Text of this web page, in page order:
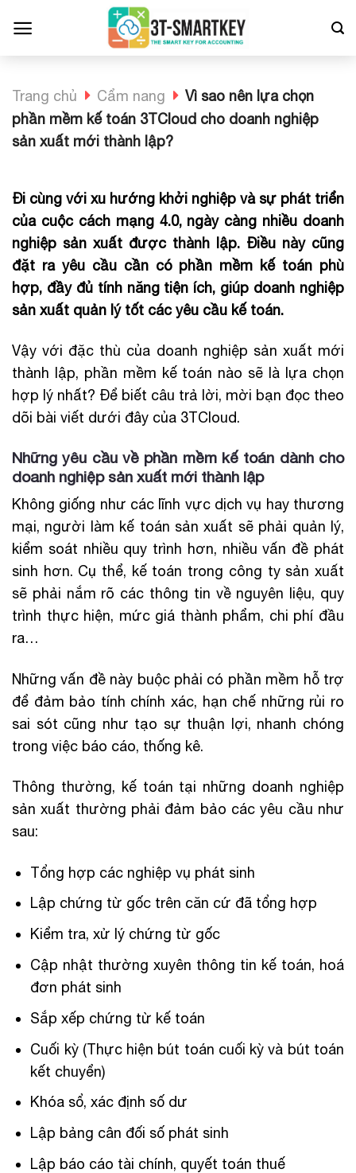
qua
Trang chủ Cẩm nang
Vì sao nên lựa chọn
phần mềm kế toán 3TCloud cho doanh nghiệp
sản xuất mới thành lập?
Đi cùng với xu hướng khởi nghiệp và sự phát triển
của cuộc cách mạng 4.0, ngày càng nhiều doanh
nghiệp sản xuất được thành lập. Điều này cũng
đặt ra yêu cầu cần có phần mềm kế toán phù
hợp, đầy đủ tính năng tiện ích, giúp doanh nghiệp
sản xuất quản lý tốt các yêu cầu kế toán.
Vậy với đặc thù của doanh nghiệp sản xuất mới
thành lập, phần mềm kế toán nào sẽ là lựa chọn
hợp lý nhất? Để biết câu trả lời, mời bạn đọc theo
dõi bài viết dưới đây của 3TCloud.
Những yêu cầu về phần mềm kế toán dành cho
doanh nghiệp sản xuất mới thành lập
Không giống như các lĩnh vực dịch vụ hay thương
mại, người làm kế toán sản xuất sẽ phải quản lý,
kiểm soát nhiều quy trình hơn, nhiều vấn đề phát
sinh hơn. Cụ thể, kế toán trong công ty sản xuất
sẽ phải nắm rõ các thông tin về nguyên liệu, quy
trình thực hiện, mức giá thành phẩm, chi phí đầu
ra…
Những vấn đề này buộc phải có phần mềm hỗ trợ
để đảm bảo tính chính xác, hạn chế những rủi ro
sai sót cũng như tạo sự thuận lợi, nhanh chóng
trong việc báo cáo, thống kê.
Thông thường, kế toán tại những doanh nghiệp
sản xuất thường phải đảm bảo các yêu cầu như
sau:
Tổng hợp các nghiệp vụ phát sinh
Lập chứng từ gốc trên căn cứ đã tổng hợp
Kiểm tra, xử lý chứng từ gốc
Cập nhật thường xuyên thông tin kế toán, hoá
đơn phát sinh
Sắp xếp chứng từ kế toán
Cuối kỳ (Thực hiện bút toán cuối kỳ và bút toán
kết chuyển)
Khóa sổ, xác định số dư
Lập bảng cân đối số phát sinh
Lập báo cáo tài chính, quyết toán thuế